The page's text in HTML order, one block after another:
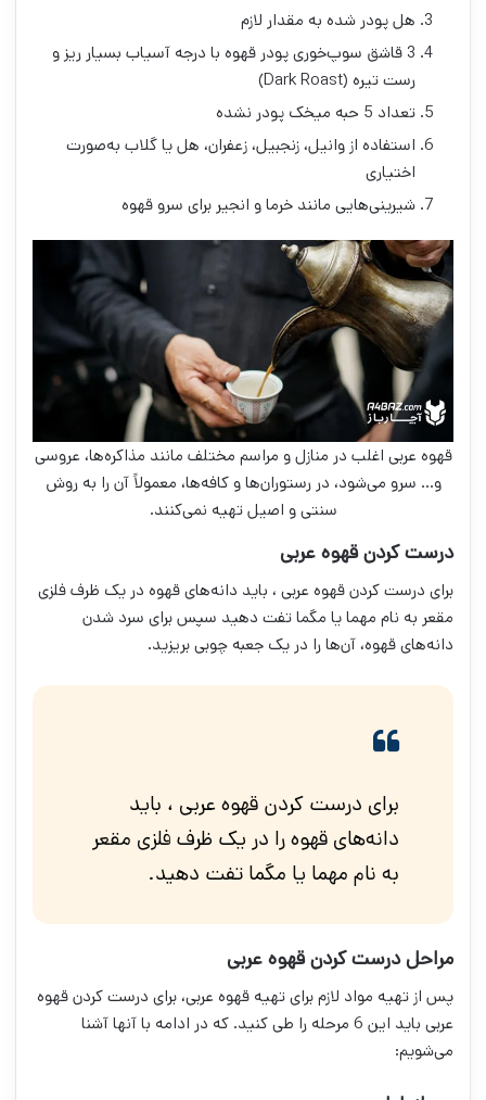
هل پودر شده به مقدار لازم
3 قاشق سوپ‌خوری پودر قهوه با درجه آسیاب بسیار ریز و
رست تیره (Dark Roast)
تعداد 5 حبه میخک پودر نشده
استفاده از وانیل، زنجبیل، زعفران، هل یا گلاب به‌صورت
اختیاری
شیرینی‌هایی مانند خرما و انجیر برای سرو قهوه
قهوه عربی اغلب در منازل و مراسم مختلف مانند مذاکره‌ها، عروسی
و… سرو می‌شود، در رستوران‌ها و کافه‌ها، معمولاً آن را به روش
سنتی و اصیل تهیه نمی‌کنند.
درست کردن قهوه عربی
برای درست کردن قهوه عربی ، باید دانه‌های قهوه در یک ظرف فلزی
مقعر به نام مهما یا مگما تفت دهید سپس برای سرد شدن
دانه‌های قهوه، آن‌ها را در یک جعبه چوبی بریزید.
برای درست کردن قهوه عربی ، باید
دانه‌های قهوه را در یک ظرف فلزی مقعر
به نام مهما یا مگما تفت دهید.
مراحل درست کردن قهوه عربی
پس از تهیه مواد لازم برای تهیه قهوه عربی، برای درست کردن قهوه
عربی باید این 6 مرحله را طی کنید. که در ادامه با آنها آشنا
می‌شویم: